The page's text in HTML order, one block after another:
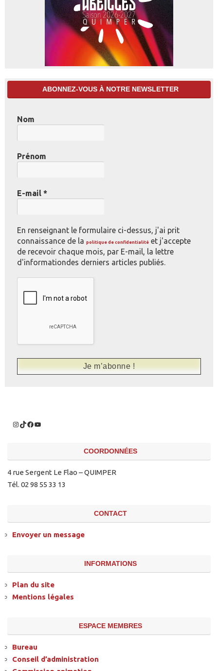
ABONNEZ-VOUS À NOTRE NEWSLETTER
Nom
Prénom
E-mail *
En renseignant le formulaire ci-dessus, j'ai prit
connaissance de la politique de confidentialité et j'accepte
de recevoir chaque mois, par E-mail, la lettre
d'informationdes derniers articles publiés.
COORDONNÉES
4 rue Sergent Le Flao – QUIMPER
Tél. 02 98 55 33 13
CONTACT
Envoyer un message
INFORMATIONS
Plan du site
Mentions légales
ESPACE MEMBRES
Bureau
Conseil d’administration